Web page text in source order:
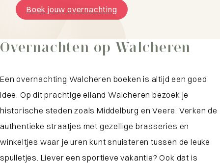
Boek jouw overnachting
Overnachten op Walcheren
Een overnachting Walcheren boeken is altijd een goed
idee. Op dit prachtige eiland Walcheren bezoek je
historische steden zoals Middelburg en Veere. Verken de
authentieke straatjes met gezellige brasseries en
winkeltjes waar je uren kunt snuisteren tussen de leuke
spulletjes. Liever een sportieve vakantie? Ook dat is